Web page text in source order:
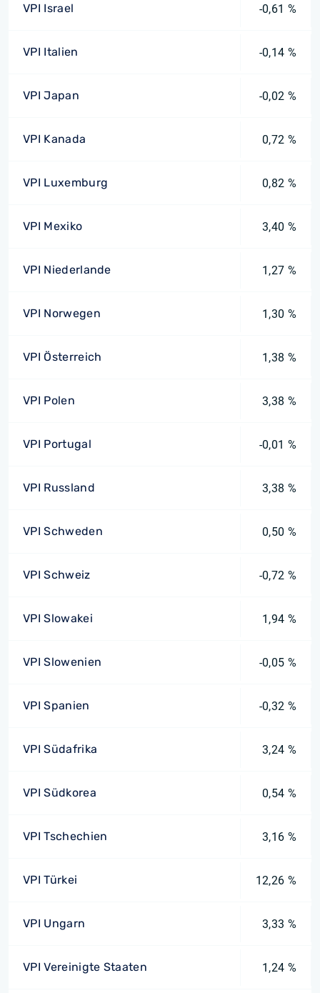
VPI Israel -0,61 %
VPI Italien -0,14 %
VPI Japan -0,02 %
VPI Kanada 0,72 %
VPI Luxemburg 0,82 %
VPI Mexiko 3,40 %
VPI Niederlande 1,27 %
VPI Norwegen 1,30 %
VPI Österreich 1,38 %
VPI Polen 3,38 %
VPI Portugal -0,01 %
VPI Russland 3,38 %
VPI Schweden 0,50 %
VPI Schweiz -0,72 %
VPI Slowakei 1,94 %
VPI Slowenien -0,05 %
VPI Spanien -0,32 %
VPI Südafrika 3,24 %
VPI Südkorea 0,54 %
VPI Tschechien 3,16 %
VPI Türkei 12,26 %
VPI Ungarn 3,33 %
VPI Vereinigte Staaten 1,24 %